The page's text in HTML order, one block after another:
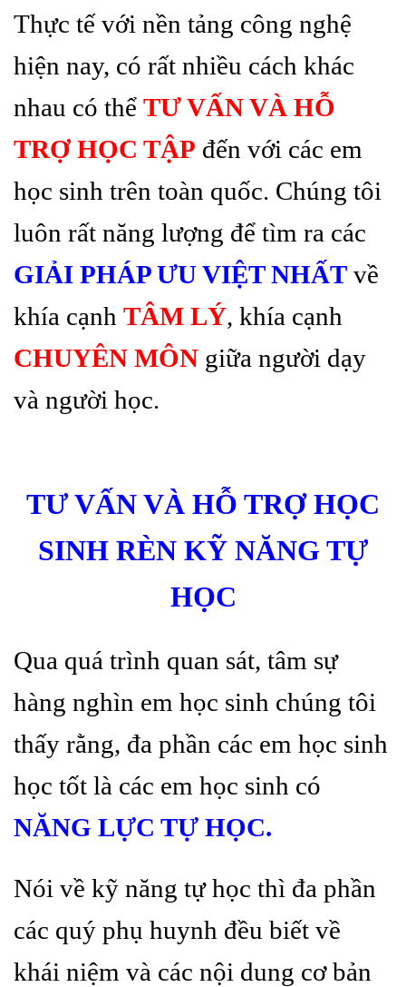
Thực tế với nền tảng công nghệ
hiện nay, có rất nhiều cách khác
nhau có thể TƯ VẤN VÀ HỖ
TRỢ HỌC TẬP đến với các em
học sinh trên toàn quốc. Chúng tôi
luôn rất năng lượng để tìm ra các
GIẢI PHÁP ƯU VIỆT NHẤT về
khía cạnh TÂM LÝ, khía cạnh
CHUYÊN MÔN giữa người dạy
và người học.
TƯ VẤN VÀ HỖ TRỢ HỌC
SINH RÈN KỸ NĂNG TỰ
HỌC
Qua quá trình quan sát, tâm sự
hàng nghìn em học sinh chúng tôi
thấy rằng, đa phần các em học sinh
học tốt là các em học sinh có
NĂNG LỰC TỰ HỌC.
Nói về kỹ năng tự học thì đa phần
các quý phụ huynh đều biết về
khái niệm và các nội dung cơ bản